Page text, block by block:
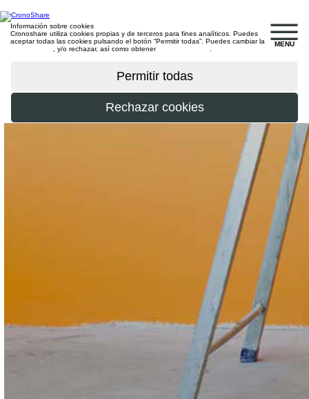
MENU
Información sobre cookies
Cronoshare utiliza cookies propias y de terceros para fines analíticos. Puedes
aceptar todas las cookies pulsando el botón “Permitir todas”. Puedes cambiar la
, y/o rechazar, así como obtener